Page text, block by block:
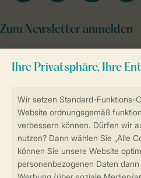
Sicher und schnell zur
Sichere Datenübertragung
Sicheres Bezahlen
Zum Newsletter anmelden